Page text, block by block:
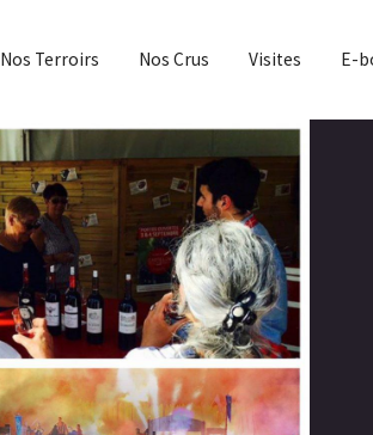
Nos Terroirs Nos Crus Visites E-